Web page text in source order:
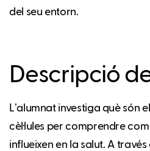
del seu entorn.
Descripció
Lʼalumnat investiga què són
cèl·lules per comprendre
influeixen en la salut. A través